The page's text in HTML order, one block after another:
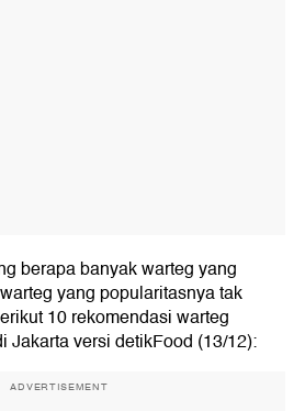
berapa banyak warteg yang
yang popularitasnya tak
10 rekomendasi warteg
Jakarta versi detikFood (13/12):
ADVERTISEMENT